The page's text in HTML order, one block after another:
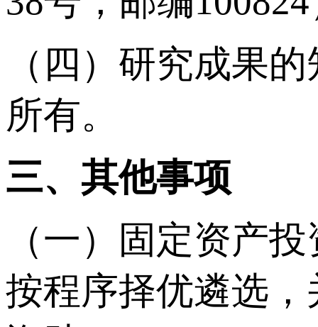
（四）研究成果
所有。
三、其他事项
（一）固定资产
按程序择优遴选